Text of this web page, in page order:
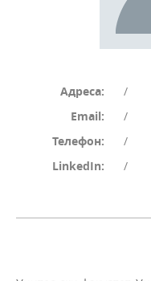
Адреса:
/
Email:
/
Телефон:
/
LinkedIn:
/